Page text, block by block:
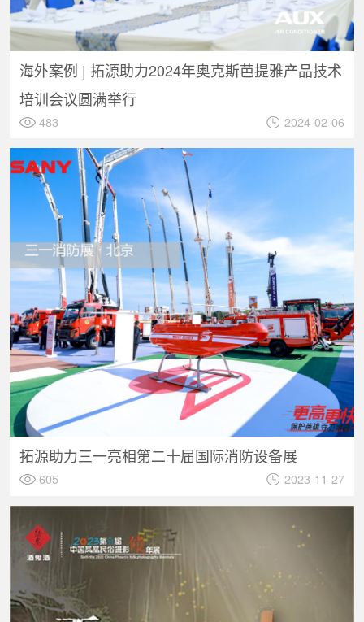
海外案例 | 拓源助力2024年奥克斯芭提雅产品技术
培训会议圆满举行
483 2024-02-06
拓源助力三一亮相第二十届国际消防设备展
605 2023-11-27